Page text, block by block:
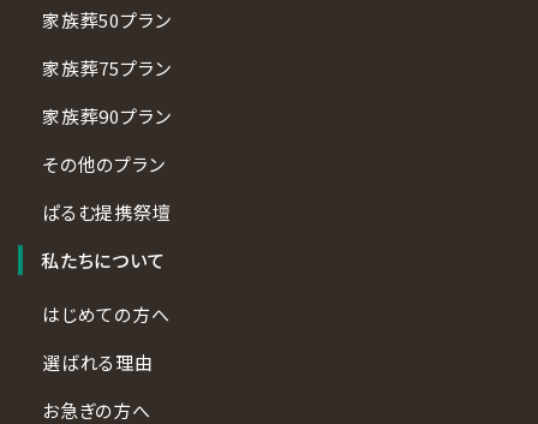
家族葬50プラン
家族葬75プラン
家族葬90プラン
その他のプラン
ぱるむ提携祭壇
私たちについて
はじめての方へ
選ばれる理由
お急ぎの方へ